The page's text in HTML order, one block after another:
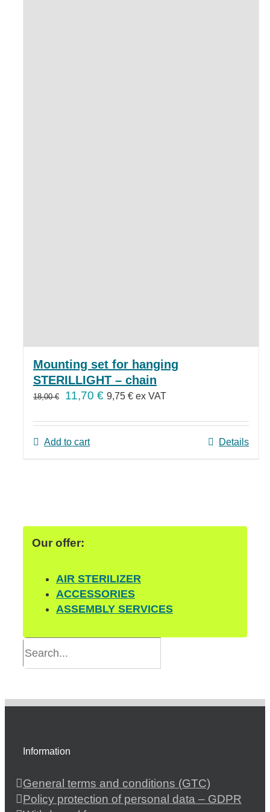
Mounting set for hanging
STERILLIGHT – chain
18,00€ 11,70 € 9,75 € ex VAT
Add to cart Details
Our offer:
AIR STERILIZER
ACCESSORIES
ASSEMBLY SERVICES
Information
General terms and conditions (GTC)
Policy protection of personal data – GDPR